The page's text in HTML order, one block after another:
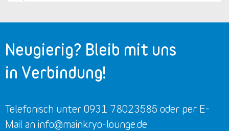
Neugierig? Bleib mit uns
in Verbindung!
Telefonisch unter 0931 78023585 oder per E-
Mail an info@mainkryo-lounge.de